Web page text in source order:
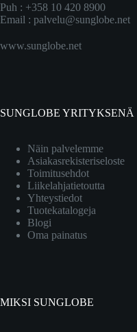
Puh : +358 10 420 8900
Email : palvelu@sunglobe.net
www.sunglobe.net
SUNGLOBE YRITYKSENÄ
Näin palvelemme
Asiakasrekisteriseloste
Toimitusehdot
Liikelahjatietoutta
Yhteystiedot
Tuotekatalogeja
Blogi
Oma painatus
MIKSI SUNGLOBE